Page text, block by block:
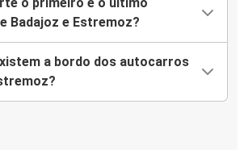
Badajoz e Estremoz?
a bordo dos autocarros